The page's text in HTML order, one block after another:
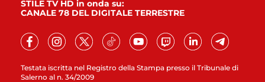
Testata iscritta nel Registro della Stampa presso il Tribunale di
Salerno al n. 34/2009
STILE TV HD in onda su:
CANALE 78 DEL DIGITALE TERRESTRE